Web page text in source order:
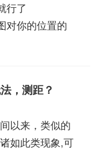
行了
对你的位置的
，测距？
以来，类似的
如此类现象,可